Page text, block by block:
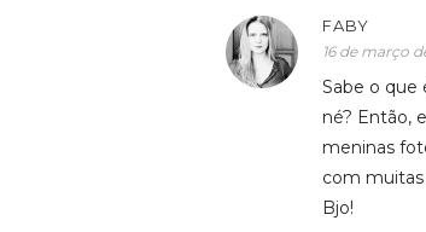
FABY
16 de março
Sabe o que
né? Então,
meninas
com muitas
Bjo!